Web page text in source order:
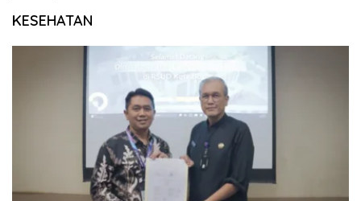
KESEHATAN